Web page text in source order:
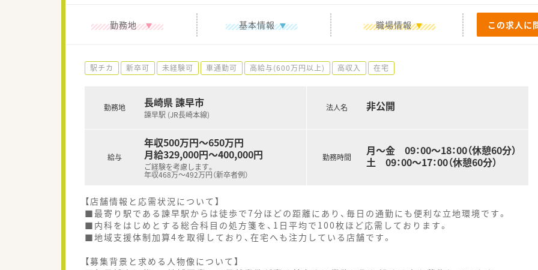
勤務地 基本情報 職場情報 この求人に
駅チカ 新卒可 未経験可 車通勤可 高給与(600万円以上) 高収入 在宅
勤務地 長崎県 諫早市
諫早駅 (JR長崎本線)
給与
年収500万円～650万円
月給329,000円～400,000円
ご経験を考慮します。
年収468万～492万円（新卒者例）
法人名 非公開
勤務時間
月～金 09：00～18：00（休憩60分）
土 09：00～17：00（休憩60分）
【店舗情報と応需状況について】
■最寄り駅である諫早駅からは徒歩で7分ほどの距離にあり、毎日の通勤にも便利な立地環境です。
■内科をはじめとする総合科目の処方箋を、1日平均で100枚ほど応需しております。
■地域支援体制加算4を取得しており、在宅へも注力している店舗です。
【募集背景と求める人物像について】